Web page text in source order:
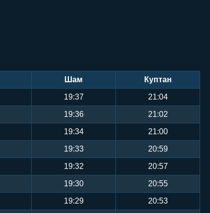
Шам Куптан
19:37 21:04
19:36 21:02
19:34 21:00
19:33 20:59
19:32 20:57
19:30 20:55
19:29 20:53